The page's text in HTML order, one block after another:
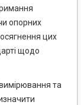
опорних
цих
щодо
та